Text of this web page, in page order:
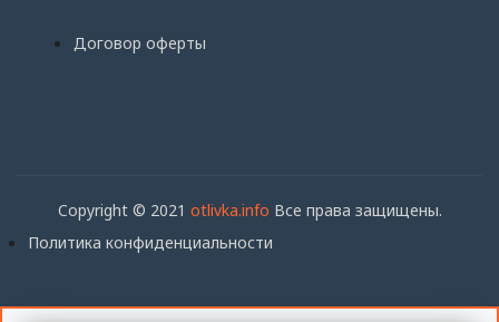
Договор оферты
Copyright © 2021 otlivka.info Все права защищены.
Политика конфиденциальности